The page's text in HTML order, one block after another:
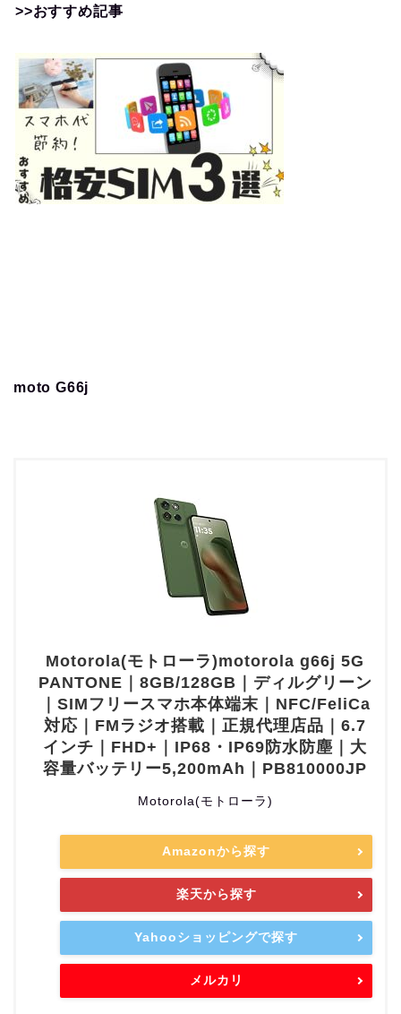
>>おすすめ記事
moto G66j
Motorola(モトローラ)motorola g66j 5G
PANTONE｜8GB/128GB｜ディルグリーン
｜SIMフリースマホ本体端末｜NFC/FeliCa
対応｜FMラジオ搭載｜正規代理店品｜6.7
インチ｜FHD+｜IP68・IP69防水防塵｜大
容量バッテリー5,200mAh｜PB810000JP
Motorola(モトローラ)
Amazonから探す
楽天から探す
Yahooショッピングで探す
メルカリ